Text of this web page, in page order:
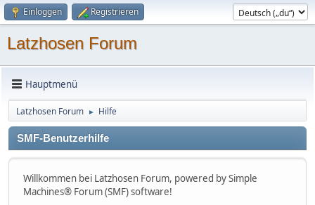
Einloggen Registrieren
Latzhosen Forum
Hauptmenü
Latzhosen Forum ► Hilfe
SMF-Benutzerhilfe
Willkommen bei Latzhosen Forum, powered by Simple
Machines® Forum (SMF) software!